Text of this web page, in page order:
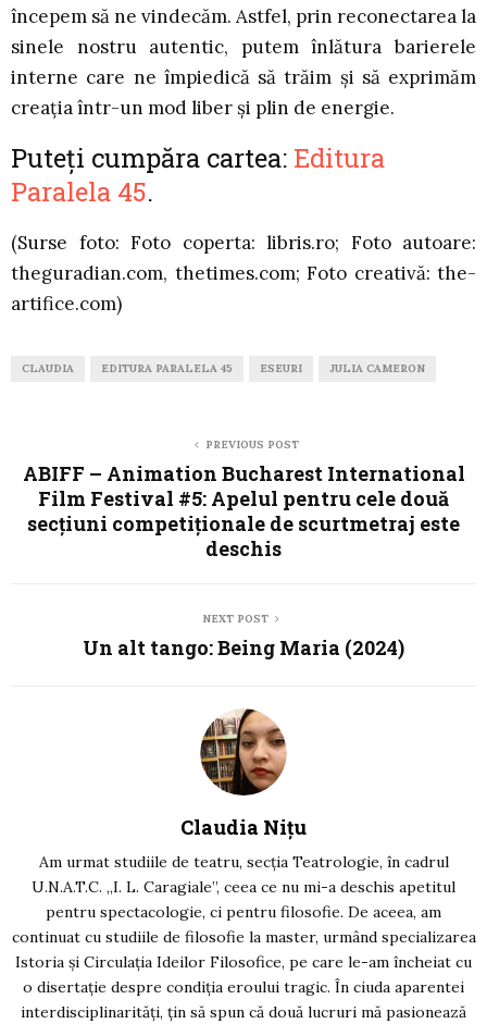
începem să ne vindecăm. Astfel, prin reconectarea la
sinele nostru autentic, putem înlătura barierele
interne care ne împiedică să trăim și să exprimăm
creația într-un mod liber și plin de energie.
Puteți cumpăra cartea: Editura
Paralela 45.
(Surse foto: Foto coperta: libris.ro; Foto autoare:
theguradian.com, thetimes.com; Foto creativă: the-
artifice.com)
CLAUDIA EDITURA PARALELA 45 ESEURI JULIA CAMERON
PREVIOUS POST
ABIFF – Animation Bucharest International
Film Festival #5: Apelul pentru cele două
secțiuni competiționale de scurtmetraj este
deschis
NEXT POST
Un alt tango: Being Maria (2024)
Claudia Nițu
Am urmat studiile de teatru, secția Teatrologie, în cadrul
U.N.A.T.C. „I. L. Caragiale”, ceea ce nu mi-a deschis apetitul
pentru spectacologie, ci pentru filosofie. De aceea, am
continuat cu studiile de filosofie la master, urmând specializarea
Istoria și Circulația Ideilor Filosofice, pe care le-am încheiat cu
o disertație despre condiția eroului tragic. În ciuda aparentei
interdisciplinarități, țin să spun că două lucruri mă pasionează